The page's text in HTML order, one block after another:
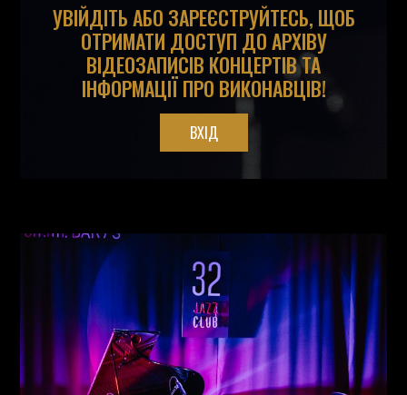
УВІЙДІТЬ АБО ЗАРЕЄСТРУЙТЕСЬ, ЩОБ
ОТРИМАТИ ДОСТУП ДО АРХІВУ
ВІДЕОЗАПИСІВ КОНЦЕРТІВ ТА
ІНФОРМАЦІЇ ПРО ВИКОНАВЦІВ!
ВХІД